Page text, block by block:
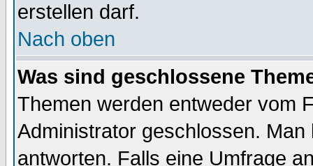
erstellen darf.
Nach oben
Was sind geschlossene
Themen werden entweder vom
Administrator geschlossen.
antworten. Falls eine Umfrage